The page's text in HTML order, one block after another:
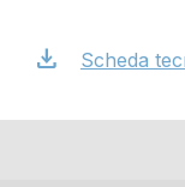
download Scheda